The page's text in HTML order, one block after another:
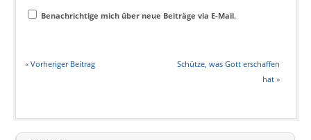
Benachrichtige mich über neue Beiträge via E-Mail.
« Vorheriger Beitrag
Schütze, was Gott erschaffen
hat »